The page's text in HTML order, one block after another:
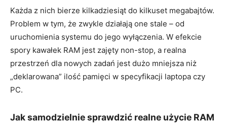
Każda z nich bierze kilkadziesiąt do kilkuset megabajtów.
Problem w tym, że zwykle działają one stale – od
uruchomienia systemu do jego wyłączenia. W efekcie
spory kawałek RAM jest zajęty non-stop, a realna
przestrzeń dla nowych zadań jest dużo mniejsza niż
„deklarowana” ilość pamięci w specyfikacji laptopa czy
PC.
Jak samodzielnie sprawdzić realne użycie RAM